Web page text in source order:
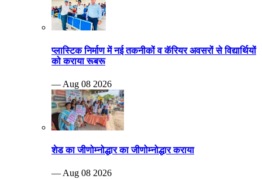
प्लास्टिक निर्माण में नई तकनीकों व कॅरियर अवसरों से विद्यार्थियों
को कराया रूबरू
— Aug 08 2026
शेड का जीणोम्नोद्धार का जीणोम्नोद्धार कराया
— Aug 08 2026